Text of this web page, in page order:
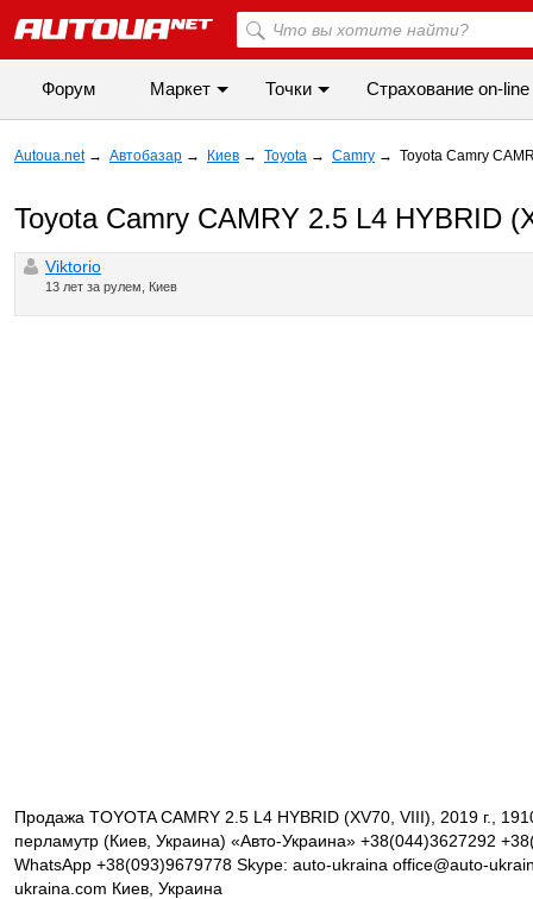
Форум Маркет Точки Cтрахование on-line
Autoua.net → Автобазар → Киев → Toyota → Camry → Toyota Camry
Toyota Camry CAMRY 2.5 L4 HYBRID
Viktorio
13 лет за рулем, Киев
Продажа TOYOTA CAMRY 2.5 L4 HYBRID (XV70, VIII), 2019 г.,
перламутр (Киев, Украина) «Авто-Украина» +38(044)3627292
WhatsApp +38(093)9679778 Skype: auto-ukraina office@auto-
ukraina.com Киев, Украина